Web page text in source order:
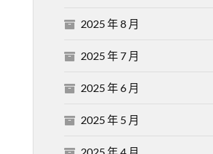
2025 年 8 月
2025 年 7 月
2025 年 6 月
2025 年 5 月